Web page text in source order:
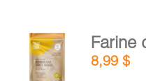
AJOUTER
AU
PANIER
Farine
8,99$